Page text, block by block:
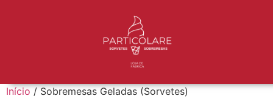
Início / Sobremesas Geladas (Sorvetes)